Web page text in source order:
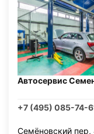
Автосервис
+7 (495) 085-74-
Семёновский пер,